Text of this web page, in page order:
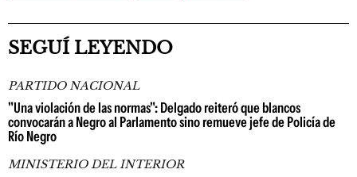
SEGUÍ LEYENDO
PARTIDO NACIONAL
"Una violación de las normas": Delgado reiteró que blancos
convocarán a Negro al Parlamento sino remueve jefe de Policía de
Río Negro
MINISTERIO DEL INTERIOR